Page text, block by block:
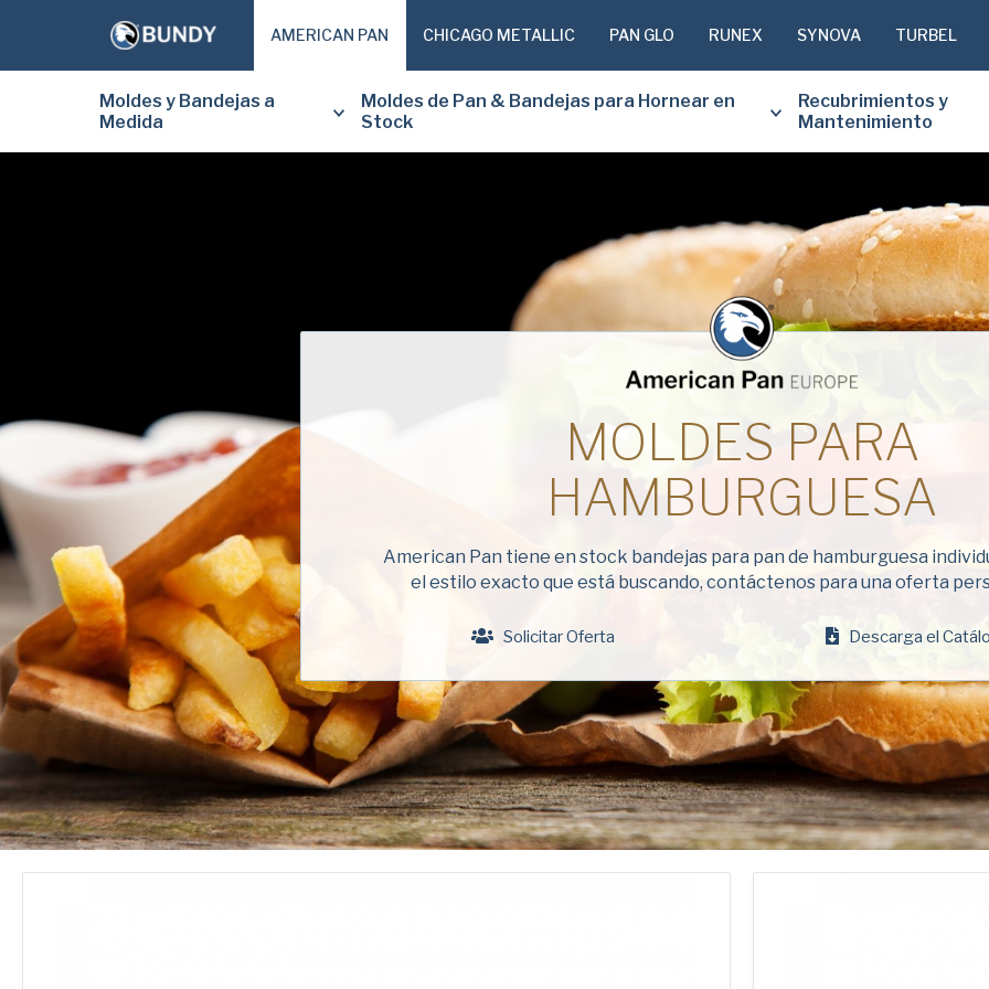
AMERICAN PAN CHICAGO METALLIC PAN GLO RUNEX SYNOVA TURBEL
Moldes y Bandejas a
Medida
Moldes de Pan & Bandejas para Hornear en
Stock
Recubrimientos y
Mantenimiento
MOLDES PARA
HAMBURGUESA
American Pan tiene en stock bandejas para pan de hamburguesa
el estilo exacto que está buscando, contáctenos para una oferta
Solicitar Oferta Descarga el
PARA
Apellido
(Obligatorio)
Empresa
(Obligatorio)
Teléfono
Dirección
de
correo
electrónico
(Obligatorio)
Nación
(Obligatorio)
Nación *
Consent
Sí, he leído y